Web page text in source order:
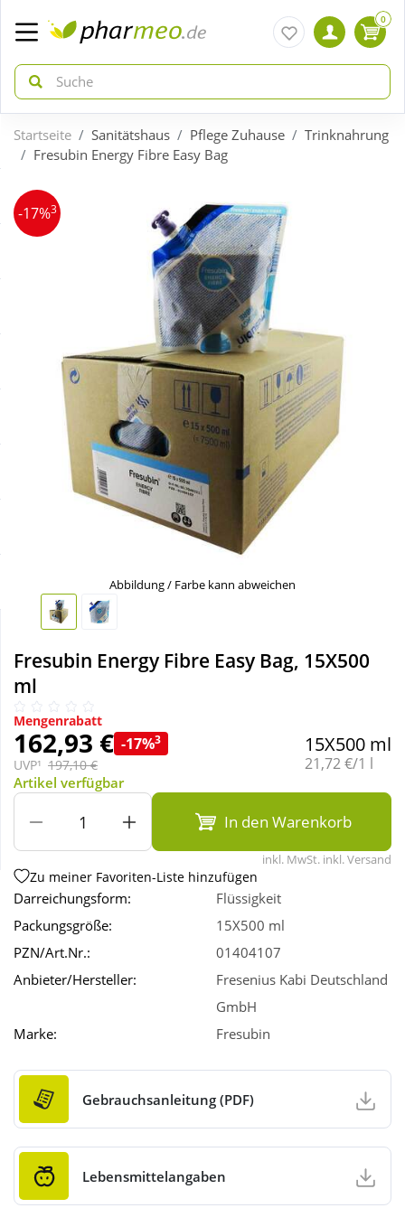
zurück
ÜBERSICHT AKTIONEN
Neuheiten
Schnäppchen
Täglich gut versorgt
zurück
ÜBERSICHT KATEGORIEN
Diabetes
Körperpflege & Kosmetik
Liebe & Erotik
Nahrungsergänzung
Sanitätshaus
Sport & Fitness
Wellness
0
Startseite Sanitätshaus Pflege Zuhause
Trinknahrung
Fresubin Energy Fibre Easy Bag
-17%3
Abbildung / Farbe kann abweichen
Fresubin Energy Fibre Easy Bag, 15X500
ml
Mengenrabatt
162,93 € -17%3
UVP¹ 197,10 €
15X500 ml
Grundpreis:
21,72 €/1 l
Artikel verfügbar
In den Warenkorb
inkl. MwSt. inkl. Versand
Zu meiner Favoriten-Liste hinzufügen
Darreichungsform:
Flüssigkeit
Packungsgröße:
15X500 ml
PZN/Art.Nr.:
01404107
Anbieter/Hersteller:
Fresenius Kabi Deutschland
GmbH
Marke:
Fresubin
Gebrauchsanleitung (PDF)
Lebensmittelangaben